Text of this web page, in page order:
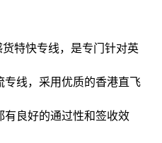
特快专线，是专门针对英
专线，采用优质的香港直飞
有良好的通过性和签收效